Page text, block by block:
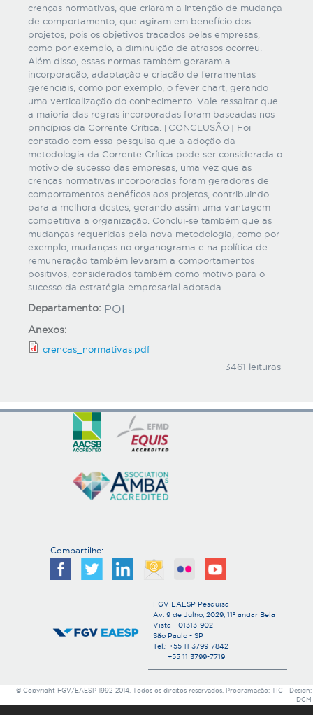
crenças normativas, que criaram a intenção de mudança
de comportamento, que agiram em benefício dos
projetos, pois os objetivos traçados pelas empresas,
como por exemplo, a diminuição de atrasos ocorreu.
Além disso, essas normas também geraram a
incorporação, adaptação e criação de ferramentas
gerenciais, como por exemplo, o fever chart, gerando
uma verticalização do conhecimento. Vale ressaltar que
a maioria das regras incorporadas foram baseadas nos
princípios da Corrente Crítica. [CONCLUSÃO] Foi
constado com essa pesquisa que a adoção da
metodologia da Corrente Crítica pode ser considerada o
motivo de sucesso das empresas, uma vez que as
crenças normativas incorporadas foram geradoras de
comportamentos benéficos aos projetos, contribuindo
para a melhora destes, gerando assim uma vantagem
competitiva a organização. Conclui-se também que as
mudanças requeridas pela nova metodologia, como por
exemplo, mudanças no organograma e na política de
remuneração também levaram a comportamentos
positivos, considerados também como motivo para o
sucesso da estratégia empresarial adotada.
Departamento: POI
Anexos:
crencas_normativas.pdf
3461 leituras
Compartilhe:
FGV EAESP Pesquisa
Av. 9 de Julho, 2029, 11º andar Bela
Vista - 01313-902 -
São Paulo - SP
Tel.: +55 11 3799-7842
+55 11 3799-7719
© Copyright FGV/EAESP 1992-2014. Todos os direitos reservados. Programação: TIC | Design:
DCM